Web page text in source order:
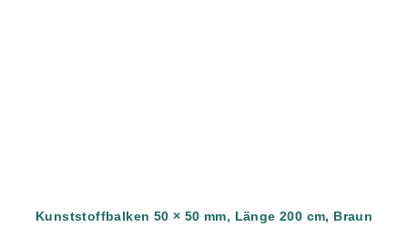
Kunststoffbalken 50 × 50 mm, Länge 200 cm, Braun